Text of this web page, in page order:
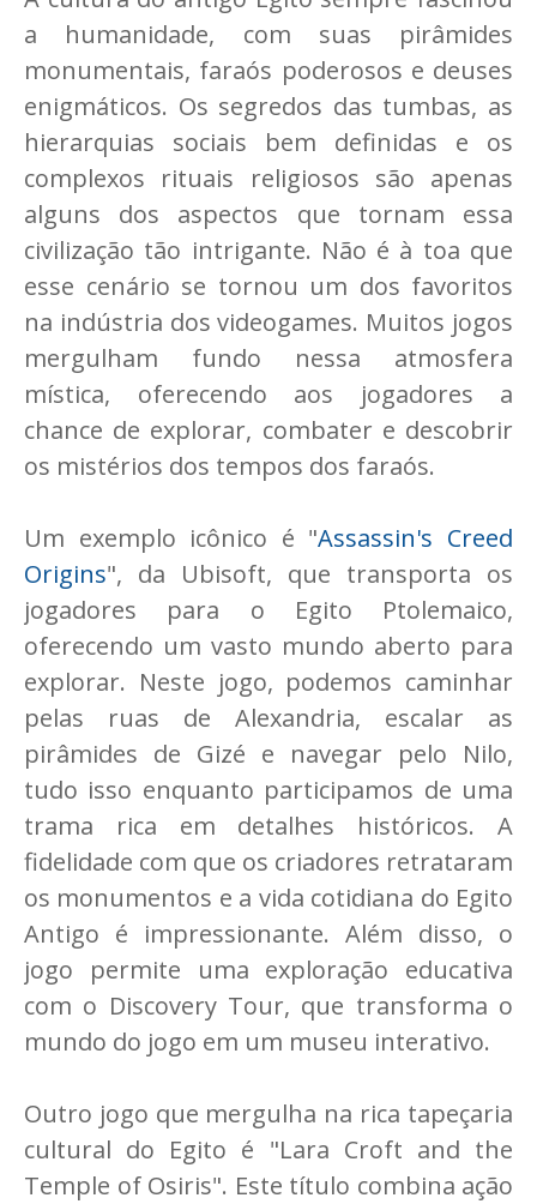
a humanidade, com suas pirâmides
monumentais, faraós poderosos e deuses
enigmáticos. Os segredos das tumbas, as
hierarquias sociais bem definidas e os
complexos rituais religiosos são apenas
alguns dos aspectos que tornam essa
civilização tão intrigante. Não é à toa que
esse cenário se tornou um dos favoritos
na indústria dos videogames. Muitos jogos
mergulham fundo nessa atmosfera
mística, oferecendo aos jogadores a
chance de explorar, combater e descobrir
os mistérios dos tempos dos faraós.
Um exemplo icônico é "Assassin's Creed
Origins", da Ubisoft, que transporta os
jogadores para o Egito Ptolemaico,
oferecendo um vasto mundo aberto para
explorar. Neste jogo, podemos caminhar
pelas ruas de Alexandria, escalar as
pirâmides de Gizé e navegar pelo Nilo,
tudo isso enquanto participamos de uma
trama rica em detalhes históricos. A
fidelidade com que os criadores retrataram
os monumentos e a vida cotidiana do Egito
Antigo é impressionante. Além disso, o
jogo permite uma exploração educativa
com o Discovery Tour, que transforma o
mundo do jogo em um museu interativo.
Outro jogo que mergulha na rica tapeçaria
cultural do Egito é "Lara Croft and the
Temple of Osiris". Este título combina ação